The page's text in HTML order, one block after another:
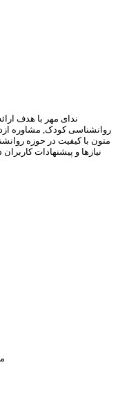
ندای مهر با هدف
روانشناسی کودک, مشاوره
نیازها و پیشنهادات